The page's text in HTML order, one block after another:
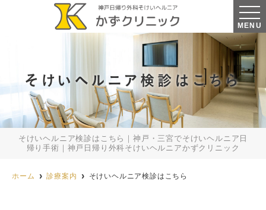
MENU
そけいヘルニア検診はこちら
そけいヘルニア検診はこちら｜神戸・三宮でそけいヘルニア日
帰り手術｜神戸日帰り外科そけいヘルニアかずクリニック
ホーム 診療案内 そけいヘルニア検診はこちら